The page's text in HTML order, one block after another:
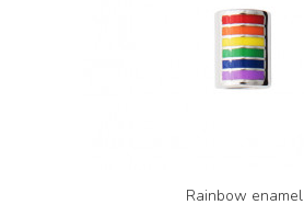
Rainbow enamel